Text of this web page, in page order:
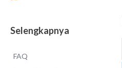
Selengkapnya
FAQ